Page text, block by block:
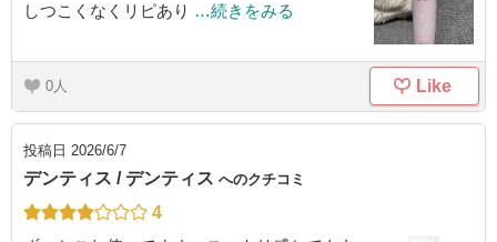
しつこくなくリピあり …続きをみる
0 Like
投稿日 2026/6/7
デンティス / デンティス へのクチコミ
4